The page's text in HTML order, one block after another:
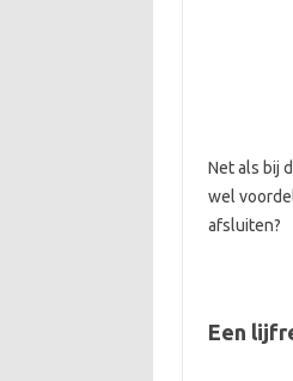
Net als bij
wel
afsluiten?
Een